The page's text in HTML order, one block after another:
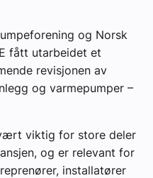
og Norsk
fått utarbeidet et
revisjonen av
og varmepumper –
viktig for store deler
og er relevant for
installatører